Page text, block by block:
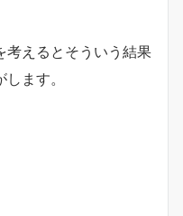
考えるとそういう結果
ます。